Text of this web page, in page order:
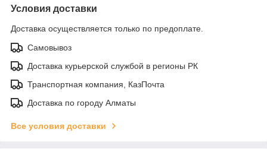
Условия доставки
Доставка осуществляется только по предоплате.
Самовывоз
Доставка курьерской службой в регионы РК
Транспортная компания, КазПочта
Доставка по городу Алматы
Все условия доставки